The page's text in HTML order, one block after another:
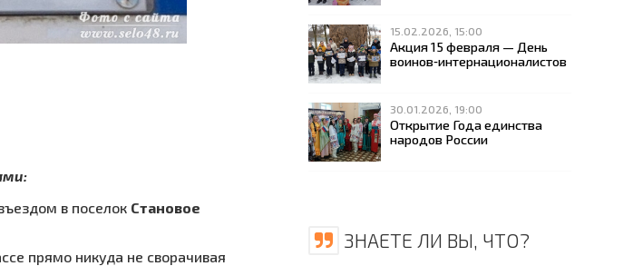
в поселок Становое
прямо никуда не сворачивая
15.02.2026, 15:00
Акция 15 февраля — День
воинов‑интернационалистов
30.01.2026, 19:00
Открытие Года единства
народов России
ЗНАЕТЕ ЛИ ВЫ, ЧТО?